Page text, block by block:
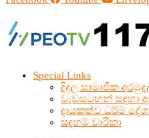
Special Links
දිදුල සාමාජික
වැඩසටහන් සඳහා
දායකත්ව ධර්ම
සදහම් චාරිකා